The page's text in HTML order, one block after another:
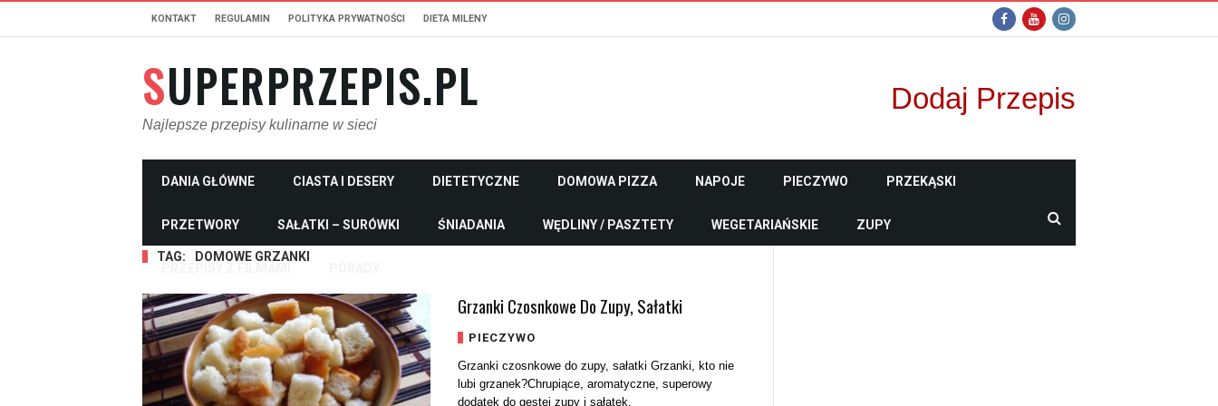
KONTAKT REGULAMIN POLITYKA PRYWATNOŚCI DIETA MILENY
SUPERPRZEPIS.PL
Najlepsze przepisy kulinarne w sieci
Dodaj Przepis
DANIA GŁÓWNE CIASTA I DESERY DIETETYCZNE DOMOWA PIZZA NAPOJE PIECZYWO PRZEKĄSKI
PRZETWORY SAŁATKI – SURÓWKI ŚNIADANIA WĘDLINY / PASZTETY WEGETARIAŃSKIE ZUPY
TAG: DOMOWE GRZANKI
Grzanki Czosnkowe Do Zupy, Sałatki
PIECZYWO
Grzanki czosnkowe do zupy, sałatki Grzanki, kto nie
lubi grzanek?Chrupiące, aromatyczne, superowy
dodatek do gęstej zupy i sałatek.